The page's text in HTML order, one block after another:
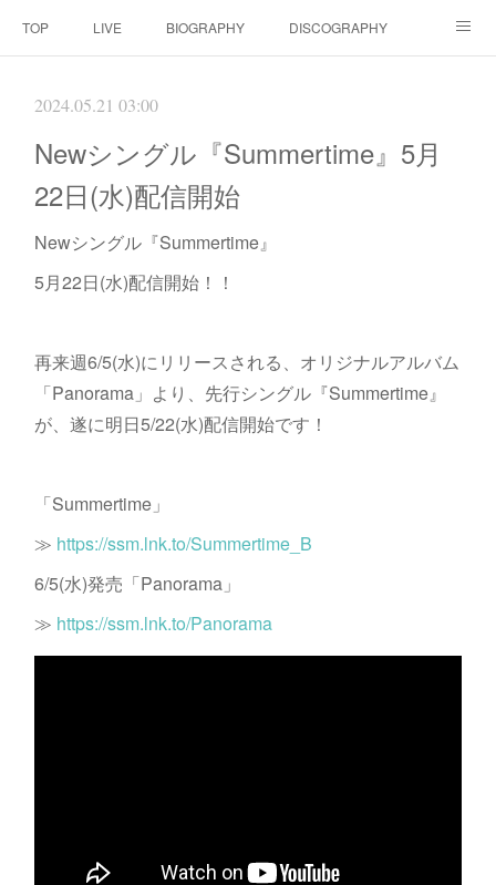
TOP LIVE BIOGRAPHY DISCOGRAPHY
2024.05.21 03:00
Newシングル『Summertime』5月
22日(水)配信開始
Newシングル『Summertime』
5月22日(水)配信開始！！
再来週6/5(水)にリリースされる、オリジナルアルバム
「Panorama」より、先行シングル『Summertime』
が、遂に明日5/22(水)配信開始です！
「Summertime」
≫ https://ssm.lnk.to/Summertime_B
6/5(水)発売「Panorama」
≫ https://ssm.lnk.to/Panorama